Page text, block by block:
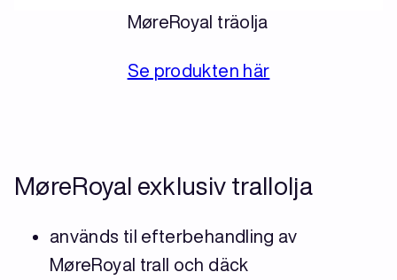
MøreRoyal träolja
Se produkten här
MøreRoyal exklusiv trallolja
används til efterbehandling av
MøreRoyal trall och däck